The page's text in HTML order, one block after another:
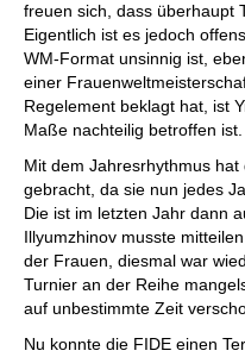
freuen sich, dass überhaupt
Eigentlich ist es jedoch
WM-Format unsinnig ist,
einer
Regelement beklagt hat, ist
Maße nachteilig betroffen ist.
Mit dem Jahresrhythmus
gebracht, da sie nun jedes
Die ist im letzten Jahr dann
Illyumzhinov musste
der Frauen, diesmal war
Turnier an der Reihe
auf unbestimmte Zeit
Nu konnte die FIDE einen